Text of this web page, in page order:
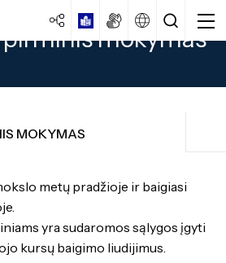
turintiems vidurinį
mokymas
MOKYMAS
metų pradžioje ir baigiasi
yra sudaromos sąlygos įgyti
kursų baigimo liudijimus.